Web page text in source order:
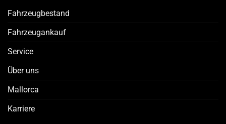
Fahrzeugbestand
Fahrzeugankauf
Service
Über uns
Mallorca
Karriere